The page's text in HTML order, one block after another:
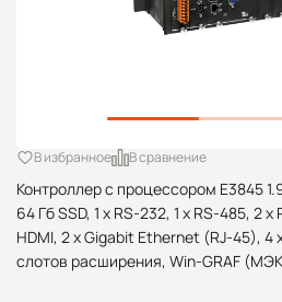
Контроллер с процессором E3845
64 Гб SSD, 1 x RS-232, 1 x RS-485, 2 x
HDMI, 2 x Gigabit Ethernet (RJ-45), 4
слотов расширения, Win-GRAF
В избранное В сравнение